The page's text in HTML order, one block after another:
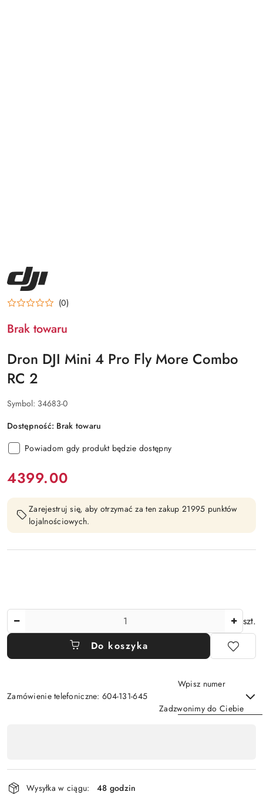
NAZWA
PRODUCENTA:
DJI
(0)
Brak towaru
Dron DJI Mini 4 Pro Fly More Combo
RC 2
Symbol: 34683-0
Dostępność: Brak towaru
Powiadom gdy produkt będzie dostępny
cena:
4399.00
Zarejestruj się, aby otrzymać za ten zakup 21995 punktów
lojalnościowych.
szt.
Do koszyka
Zamówienie telefoniczne: 604-131-645
Wpisz numer
Zadzwonimy do Ciebie
płatność
i
Wysyłka w ciągu: 48 godzin